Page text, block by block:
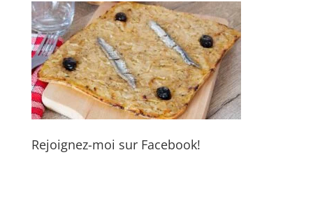
Rejoignez-moi sur Facebook!